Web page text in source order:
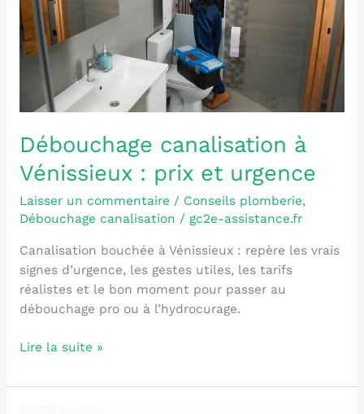
Débouchage canalisation à
Vénissieux : prix et urgence
Laisser un commentaire / Conseils plomberie,
Débouchage canalisation / gc2e-assistance.fr
Canalisation bouchée à Vénissieux : repère les vrais
signes d’urgence, les gestes utiles, les tarifs
réalistes et le bon moment pour passer au
débouchage pro ou à l’hydrocurage.
et
urgence
Lire la suite »